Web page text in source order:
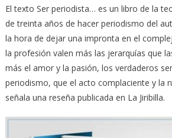
El texto Ser periodista… es un libro de la
de treinta años de hacer periodismo del
la hora de dejar una impronta en el
la profesión valen más las jerarquías que
más el amor y la pasión, los verdaderos
periodismo, que el acto complaciente y la
señala una reseña publicada en La Jiribilla.